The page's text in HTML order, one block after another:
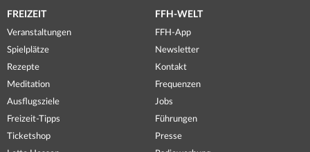
FREIZEIT
Veranstaltungen
Spielplätze
Rezepte
Meditation
Ausflugsziele
Freizeit-Tipps
Ticketshop
FFH-WELT
FFH-App
Newsletter
Kontakt
Frequenzen
Jobs
Führungen
Presse